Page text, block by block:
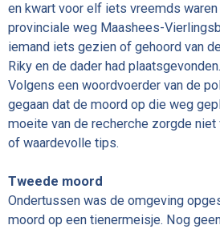
en kwart voor elf iets vreemds
provinciale weg Maashees-
iemand iets gezien of gehoord van
Riky en de dader had plaatsgevonden.
Volgens een woordvoerder van de
gegaan dat de moord op die weg
moeite van de recherche zorgde
of waardevolle tips.
Tweede moord
Ondertussen was de omgeving
moord op een tienermeisje. Nog